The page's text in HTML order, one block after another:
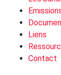
Liens
Contact